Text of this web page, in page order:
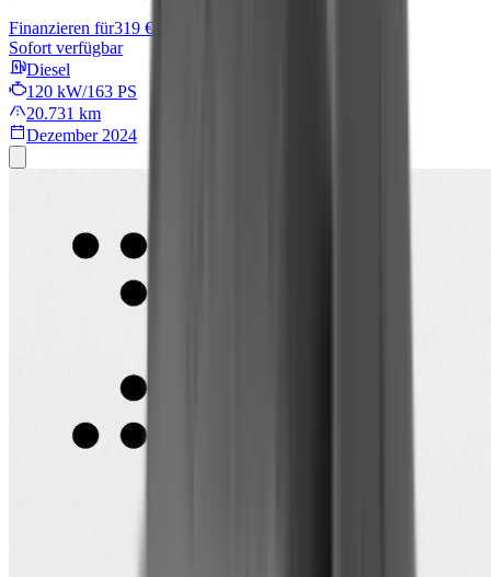
Finanzieren für319 € mtl.
Sofort verfügbar
Diesel
120 kW/163 PS
20.731 km
Dezember 2024